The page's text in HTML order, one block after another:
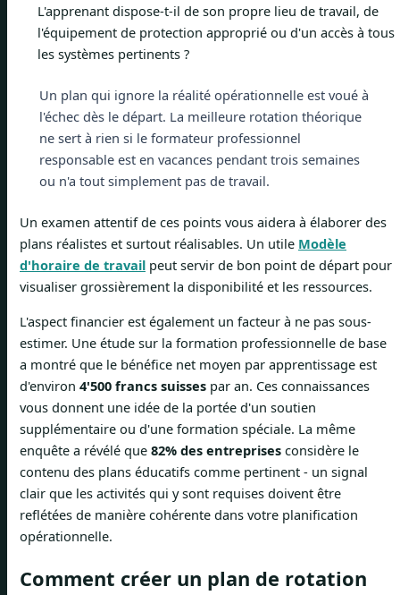
L'apprenant dispose-t-il de son propre lieu de travail, de
l'équipement de protection approprié ou d'un accès à tous
les systèmes pertinents ?
Un plan qui ignore la réalité opérationnelle est voué à
l'échec dès le départ. La meilleure rotation théorique
ne sert à rien si le formateur professionnel
responsable est en vacances pendant trois semaines
ou n'a tout simplement pas de travail.
Un examen attentif de ces points vous aidera à élaborer des
plans réalistes et surtout réalisables. Un utile Modèle
d'horaire de travail peut servir de bon point de départ pour
visualiser grossièrement la disponibilité et les ressources.
L'aspect financier est également un facteur à ne pas sous-
estimer. Une étude sur la formation professionnelle de base
a montré que le bénéfice net moyen par apprentissage est
d'environ 4'500 francs suisses par an. Ces connaissances
vous donnent une idée de la portée d'un soutien
supplémentaire ou d'une formation spéciale. La même
enquête a révélé que 82% des entreprises considère le
contenu des plans éducatifs comme pertinent - un signal
clair que les activités qui y sont requises doivent être
reflétées de manière cohérente dans votre planification
opérationnelle.
Comment créer un plan de rotation